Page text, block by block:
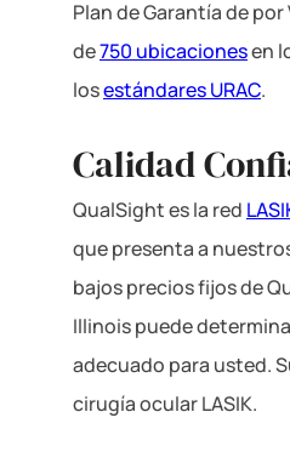
Plan de Garantía de
de750 ubicacionesen
losestándares URAC.
Calidad
QualSight es la red
que presenta a
bajos precios fijos de
Illinois puede
adecuado para usted.
cirugía ocular LASIK.